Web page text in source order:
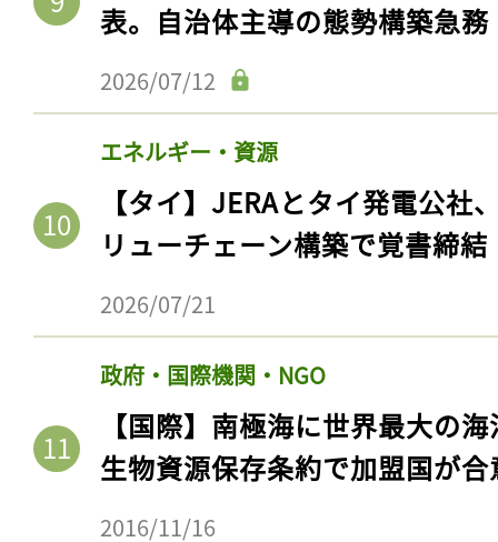
表。自治体主導の態勢構築急務
2026/07/12
エネルギー・資源
【タイ】JERAとタイ発電公社
リューチェーン構築で覚書締結
2026/07/21
政府・国際機関・NGO
【国際】南極海に世界最大の
生物資源保存条約で加盟国が合
2016/11/16